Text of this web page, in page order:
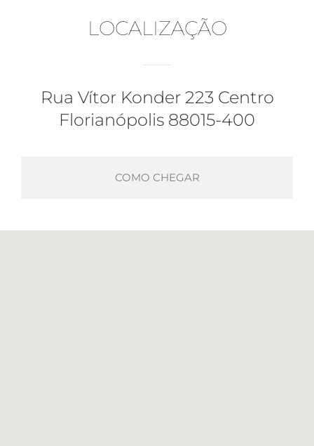
LOCALIZAÇÃO
Rua Vítor Konder 223 Centro
Florianópolis 88015-400
COMO CHEGAR